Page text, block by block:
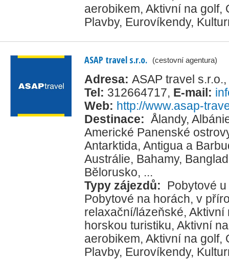
aerobikem, Aktivní na golf,
Plavby, Eurovíkendy,
ASAP travel s.r.o. (cestovní agentura)
Adresa: ASAP travel
Tel: 312664717, E-mail:
Web: http://www.asap-
Destinace: Ålandy,
Americké Panenské
Antarktida, Antigua a
Austrálie, Bahamy,
Bělorusko, ...
Typy zájezdů:
Pobytové
Pobytové na horách, v
relaxační/lázeňské, Aktivní
horskou turistiku, Aktivní
aerobikem, Aktivní na golf,
Plavby, Eurovíkendy,